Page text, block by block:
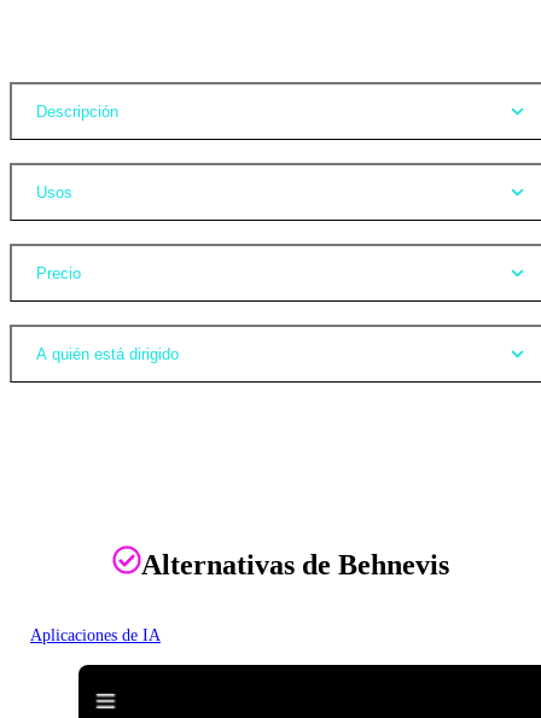
Descripción
Usos
Precio
A quién está dirigido
Alternativas de Behnevis
Aplicaciones de IA